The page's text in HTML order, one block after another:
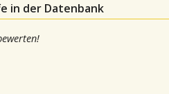
in der Datenbank